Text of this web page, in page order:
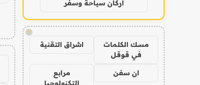
اركان سياحة وسفر
!
مسك الكلمات
في قوقل
اشراق التقنية
ان سفن
مرابع
التكنولوجيا